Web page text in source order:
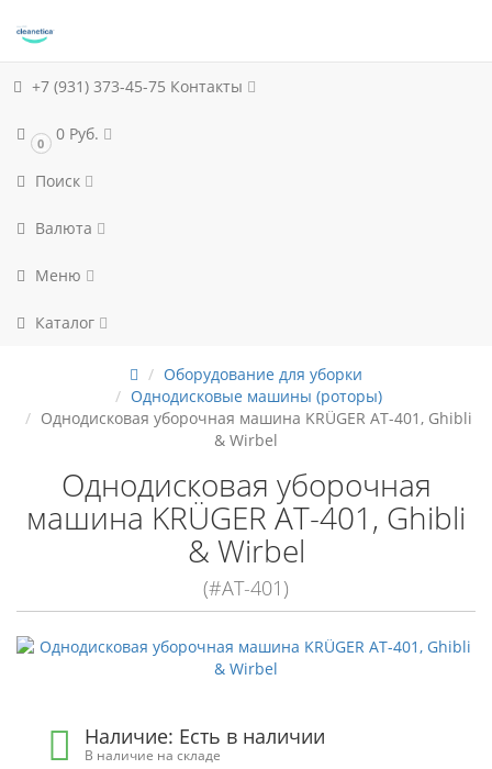
+7 (931) 373-45-75 Контакты
0 0 Руб.
Поиск
Валюта
Меню
Каталог
Оборудование для уборки
Однодисковые машины (роторы)
Однодисковая уборочная машина KRÜGER AT-401, Ghibli
& Wirbel
Однодисковая уборочная
машина KRÜGER AT-401, Ghibli
& Wirbel
(#AT-401)
Наличие: Есть в наличии
В наличие на складе